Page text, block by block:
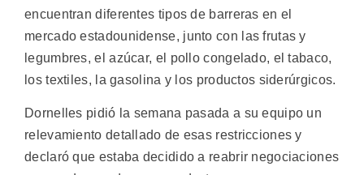
encuentran diferentes tipos de barreras en el
mercado estadounidense, junto con las frutas y
legumbres, el azúcar, el pollo congelado, el tabaco,
los textiles, la gasolina y los productos siderúrgicos.
Dornelles pidió la semana pasada a su equipo un
relevamiento detallado de esas restricciones y
declaró que estaba decidido a reabrir negociaciones